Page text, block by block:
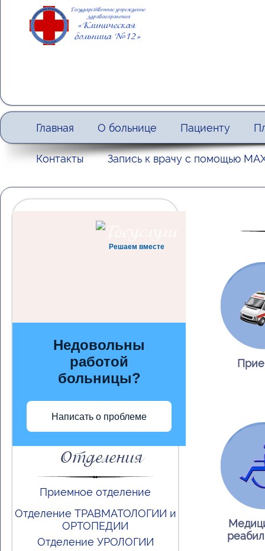
Главная О больнице Пациенту
Контакты Запись к врачу с помощью
Решаем вместе
Недовольны
работой
больницы?
Написать о проблеме
Отделения
Приемное отделение
Отделение ТРАВМАТОЛОГИИ и
ОРТОПЕДИИ
Отделение УРОЛОГИИ